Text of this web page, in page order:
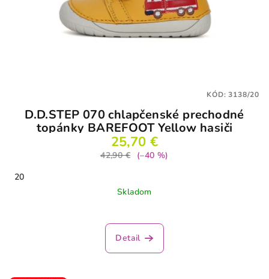
D.D.STEP 070 chlapčenské prechodné
topánky BAREFOOT Yellow hasiči
25,70 €
42,90 €
(–40 %)
20
Skladom
hodnotenie
produktu
Detail
KÓD:3138/20